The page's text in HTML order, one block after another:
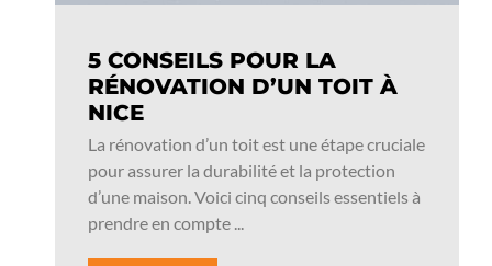
5 CONSEILS POUR LA
RÉNOVATION D’UN TOIT À
NICE
La rénovation d’un toit est une étape cruciale
pour assurer la durabilité et la protection
d’une maison. Voici cinq conseils essentiels à
prendre en compte ...